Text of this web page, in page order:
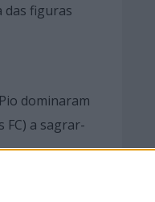
das figuras
dominaram
FC) a sagrar-